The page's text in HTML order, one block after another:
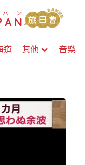
道 其他 音樂